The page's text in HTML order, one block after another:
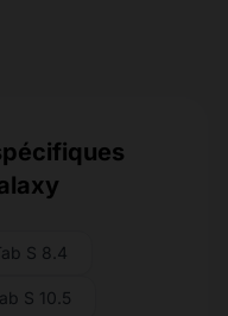
S 8.4
S 10.5